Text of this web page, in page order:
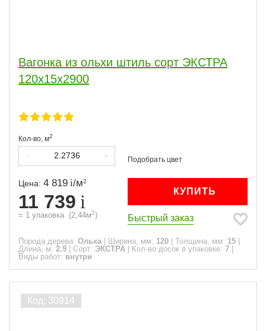
Вагонка из ольхи штиль сорт ЭКСТРА
120х15х2900
Кол-во, м2
Цена: 4 819 /м2
11 739
= 1 упаковка (2,44м2)
КУПИТЬ
Быстрый заказ
Порода дерева: Ольха Ширина, мм: 120 Толщина, мм: 15
Длина, м: 2.9 Сорт: ЭКСТРА Кол-во досок в упаковке: 7
Виды работ: внутри